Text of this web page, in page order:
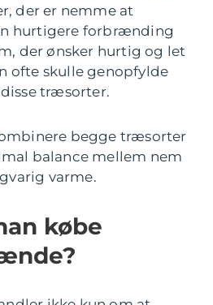
der er nemme at
hurtigere forbrænding
der ønsker hurtig og let
ofte skulle genopfylde
træsorter.
begge træsorter
balance mellem nem
varme.
købe